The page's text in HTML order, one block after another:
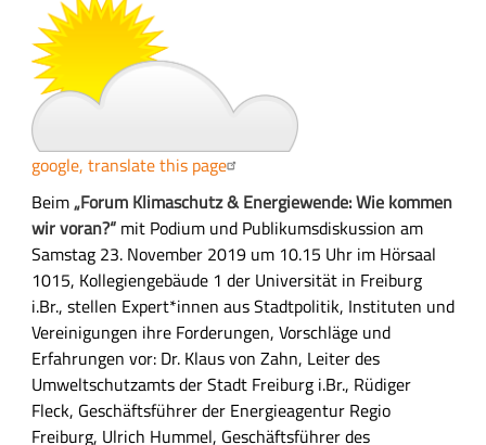
n
g
google, translate this page
A
u
s
f
ü
h
r
l
i
c
Beim „Forum Klimaschutz & Energiewende: Wie kommen
wir voran?“mit Podium und Publikumsdiskussion am
Samstag 23. November 2019 um 10.15 Uhr im Hörsaal
1015, Kollegiengebäude 1 der Universität in Freiburg
i.Br., stellen Expert*innen aus Stadtpolitik, Instituten und
Vereinigungen ihre Forderungen, Vorschläge und
Erfahrungen vor: Dr. Klaus von Zahn, Leiter des
Umweltschutzamts der Stadt Freiburg i.Br., Rüdiger
Fleck, Geschäftsführer der Energieagentur Regio
Freiburg, Ulrich Hummel, Geschäftsführer des